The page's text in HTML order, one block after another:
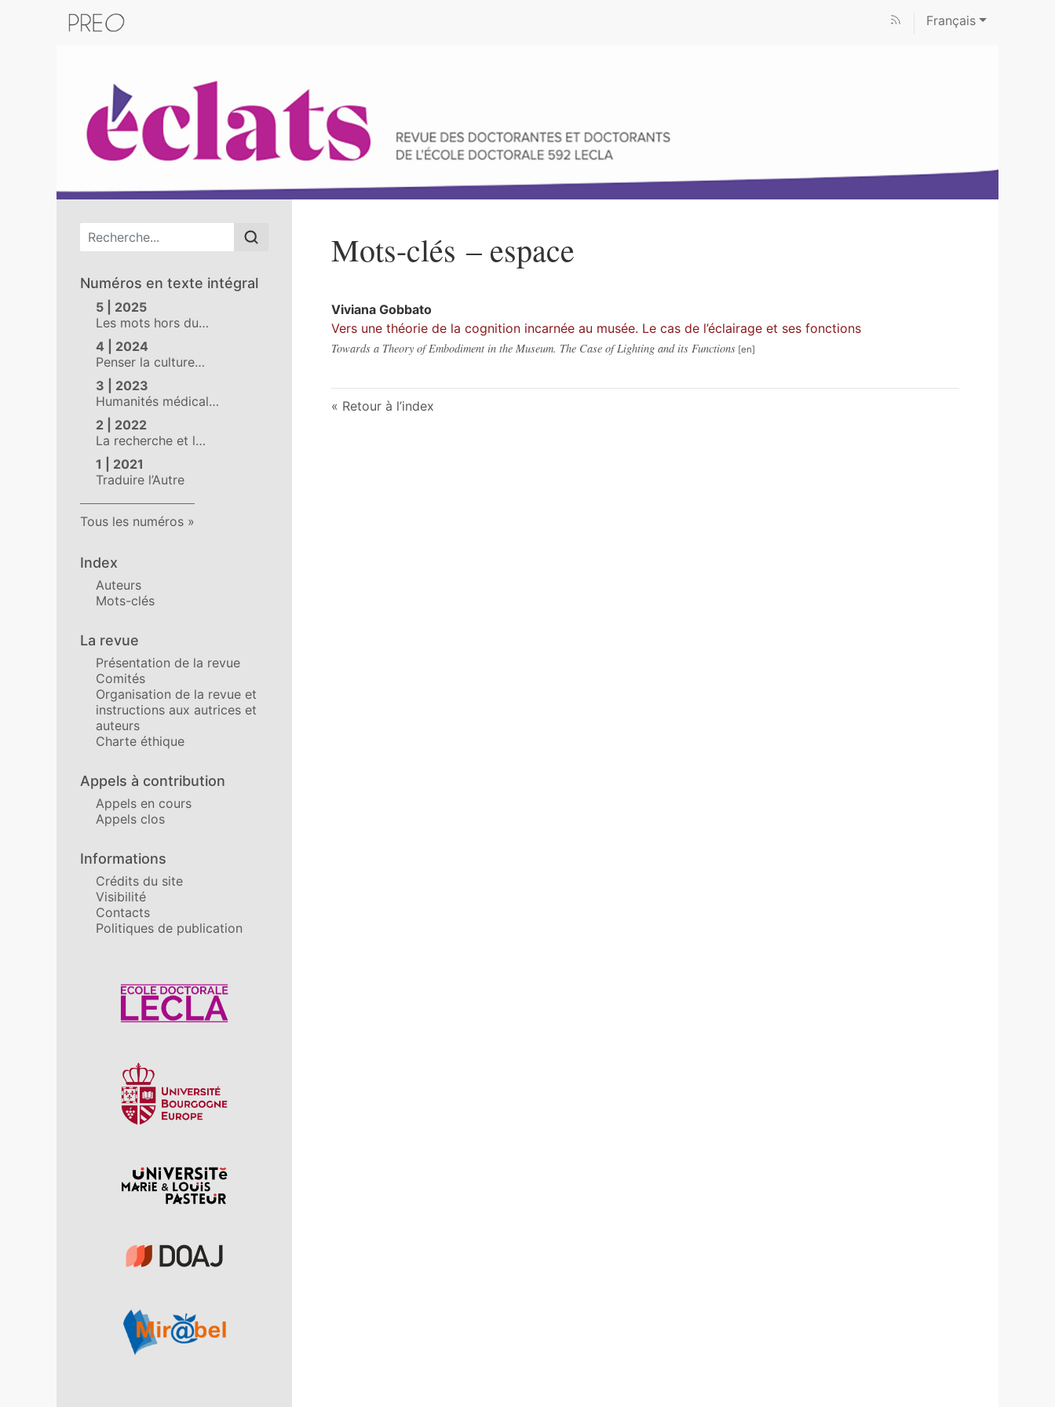
Français
Menu principal
Numéros en texte intégral
5 | 2025
Les mots hors du…
4 | 2024
Penser la culture…
3 | 2023
Humanités médical…
2 | 2022
La recherche et l…
1 | 2021
Traduire l’Autre
Tous les numéros
Index
Auteurs
Mots-clés
La revue
Présentation de la revue
Comités
Organisation de la revue et
instructions aux autrices et
auteurs
Charte éthique
Appels à contribution
Appels en cours
Appels clos
Informations
Crédits du site
Visibilité
Contacts
Politiques de publication
Affiliations/partenaires
Mots-clés – espace
Viviana Gobbato
Vers une théorie de la cognition incarnée au musée. Le cas de l’éclairage et ses fonctions
Towards a Theory of Embodiment in the Museum. The Case of Lighting and its Functions
Retour à l’index